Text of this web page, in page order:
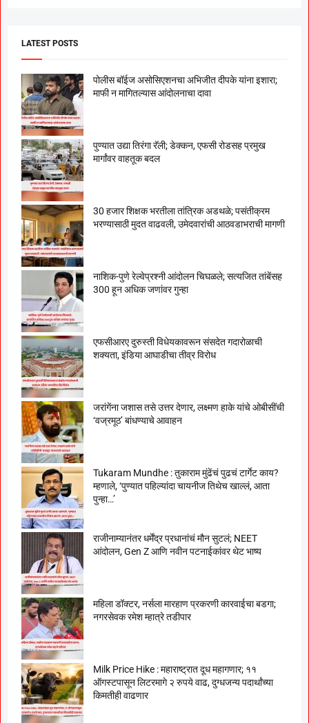
LATEST POSTS
पोलीस बॉईज असोसिएशनचा अभिजीत दीपके यांना इशारा;
माफी न मागितल्यास आंदोलनाचा दावा
पुण्यात उद्या तिरंगा रॅली; डेक्कन, एफसी रोडसह प्रमुख
मार्गांवर वाहतूक बदल
30 हजार शिक्षक भरतीला तांत्रिक अडथळे; पसंतीक्रम
भरण्यासाठी मुदत वाढवली, उमेदवारांची आठवडाभराची मागणी
नाशिक-पुणे रेल्वेप्रश्नी आंदोलन चिघळले; सत्यजित तांबेंसह
300 हून अधिक जणांवर गुन्हा
एफसीआरए दुरुस्ती विधेयकावरून संसदेत गदारोळाची
शक्यता, इंडिया आघाडीचा तीव्र विरोध
जरांगेंना जशास तसे उत्तर देणार, लक्ष्मण हाके यांचे ओबीसींची
‘वज्रमूठ’ बांधण्याचे आवाहन
Tukaram Mundhe : तुकाराम मुंढेंचं पुढचं टार्गेट काय?
म्हणाले, ‘पुण्यात पहिल्यांदा चायनीज तिथेच खाल्लं, आता
पुन्हा…’
राजीनाम्यानंतर धर्मेंद्र प्रधानांचं मौन सुटलं; NEET
आंदोलन, Gen Z आणि नवीन पटनाईकांवर थेट भाष्य
महिला डॉक्टर, नर्सला मारहाण प्रकरणी कारवाईचा बडगा;
नगरसेवक रमेश म्हात्रे तडीपार
Milk Price Hike : महाराष्ट्रात दूध महागणार; ११
ऑगस्टपासून लिटरमागे २ रुपये वाढ, दुग्धजन्य पदार्थांच्या
किमतीही वाढणार